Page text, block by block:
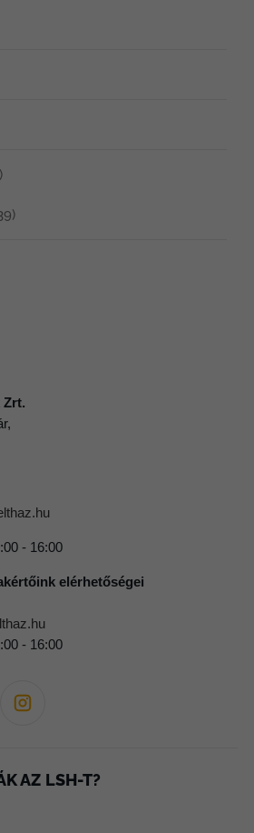
Zrt.
- 16:00
elérhetőségei
- 16:00
AZ LSH-T?